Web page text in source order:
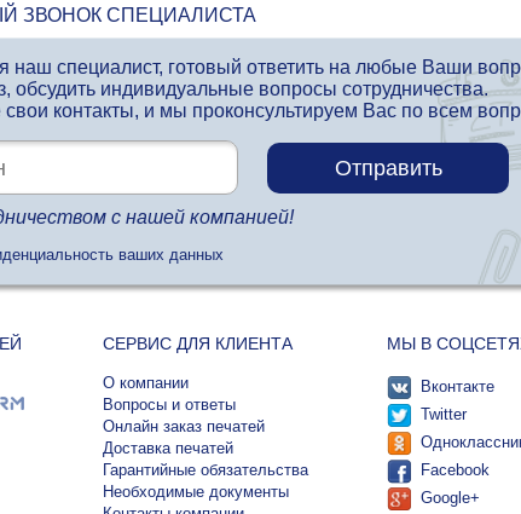
ЗВОНОК СПЕЦИАЛИСТА
специалист, готовый ответить на любые Ваши
обсудить индивидуальные вопросы сотрудничества.
свои контакты, и мы проконсультируем Вас по всем
с нашей компанией!
ваших данных
СЕРВИС ДЛЯ КЛИЕНТА
О компании
Вопросы и ответы
Онлайн заказ печатей
Доставка печатей
Гарантийные обязательства
Необходимые документы
МЫ В
Вконтакте
Twitter
Facebook
Google+